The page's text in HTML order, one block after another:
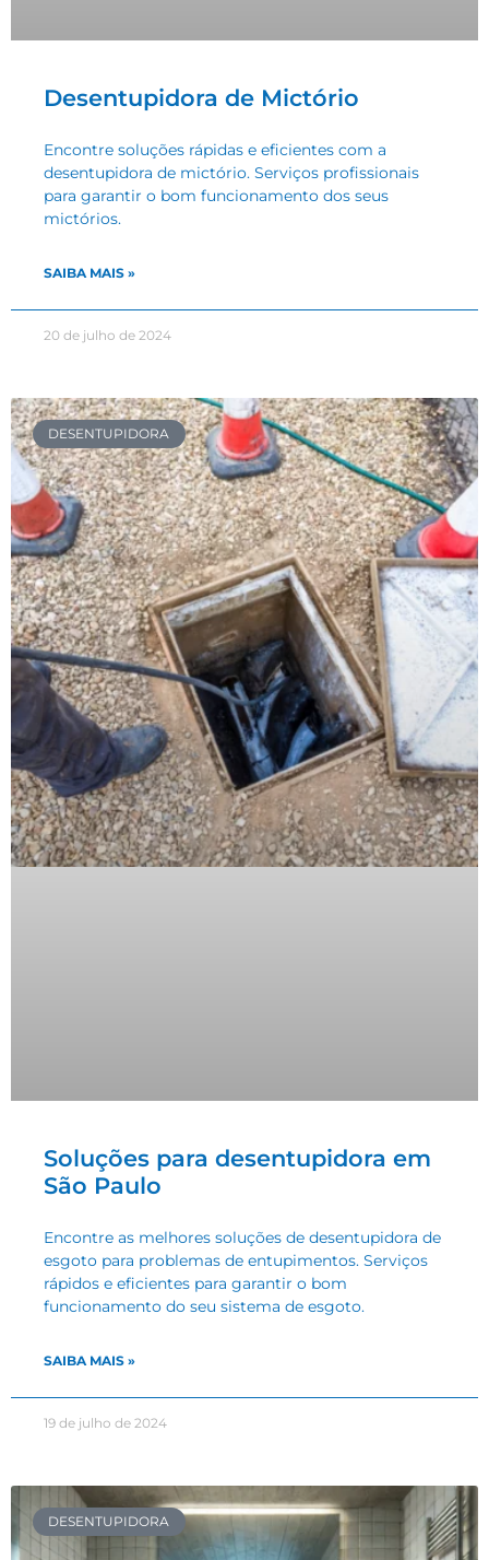
Desentupidora de Mictório
Encontre soluções rápidas e eficientes com a
desentupidora de mictório. Serviços profissionais
para garantir o bom funcionamento dos seus
mictórios.
SAIBA MAIS »
20 de julho de 2024
DESENTUPIDORA
Soluções para desentupidora em
São Paulo
Encontre as melhores soluções de desentupidora de
esgoto para problemas de entupimentos. Serviços
rápidos e eficientes para garantir o bom
funcionamento do seu sistema de esgoto.
SAIBA MAIS »
19 de julho de 2024
DESENTUPIDORA